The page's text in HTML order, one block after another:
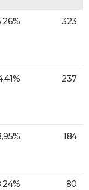
323
237
184
80